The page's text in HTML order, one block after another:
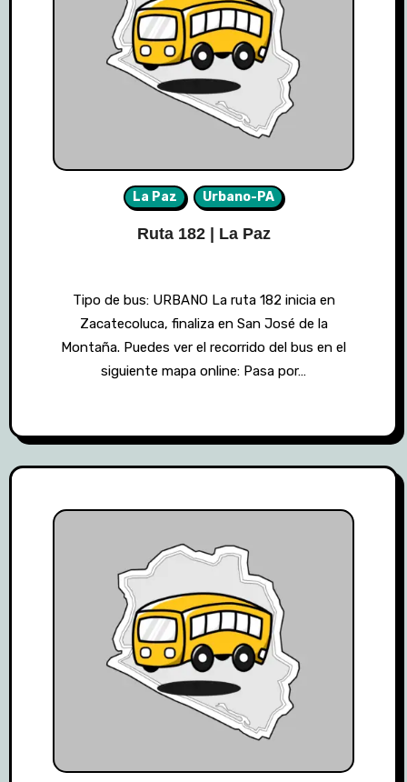
La Paz Urbano-PA
Ruta 182 | La Paz
Tipo de bus: URBANO La ruta 182 inicia en
Zacatecoluca, finaliza en San José de la
Montaña. Puedes ver el recorrido del bus en el
siguiente mapa online: Pasa por…